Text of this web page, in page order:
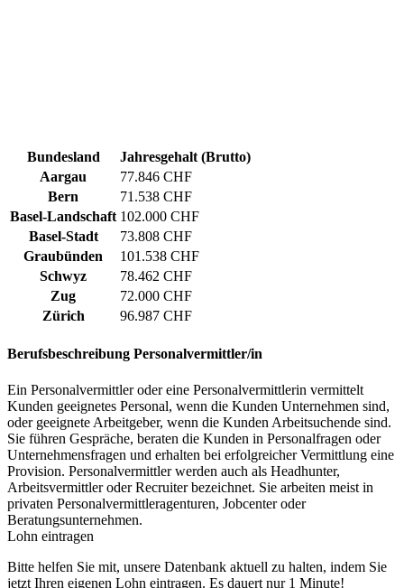
Bundesland
Jahresgehalt (Brutto)
Aargau
77.846 CHF
Bern
71.538 CHF
Basel-Landschaft 102.000 CHF
Basel-Stadt
73.808 CHF
Graubünden
101.538 CHF
Schwyz
78.462 CHF
Zug
72.000 CHF
Zürich
96.987 CHF
Berufsbeschreibung Personalvermittler/in
Ein Personalvermittler oder eine Personalvermittlerin vermittelt
Kunden geeignetes Personal, wenn die Kunden Unternehmen sind,
oder geeignete Arbeitgeber, wenn die Kunden Arbeitsuchende sind.
Sie führen Gespräche, beraten die Kunden in Personalfragen oder
Unternehmensfragen und erhalten bei erfolgreicher Vermittlung eine
Provision. Personalvermittler werden auch als Headhunter,
Arbeitsvermittler oder Recruiter bezeichnet. Sie arbeiten meist in
privaten Personalvermittleragenturen, Jobcenter oder
Beratungsunternehmen.
Lohn eintragen
Bitte helfen Sie mit, unsere Datenbank aktuell zu halten, indem Sie
jetzt Ihren eigenen Lohn eintragen. Es dauert nur 1 Minute!